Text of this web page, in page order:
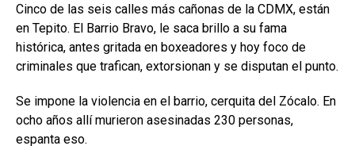
Cinco de las seis calles más cañonas de la CDMX, están
en Tepito. El Barrio Bravo, le saca brillo a su fama
histórica, antes gritada en boxeadores y hoy foco de
criminales que trafican, extorsionan y se disputan el punto.
Se impone la violencia en el barrio, cerquita del Zócalo. En
ocho años allí murieron asesinadas 230 personas,
espanta eso.